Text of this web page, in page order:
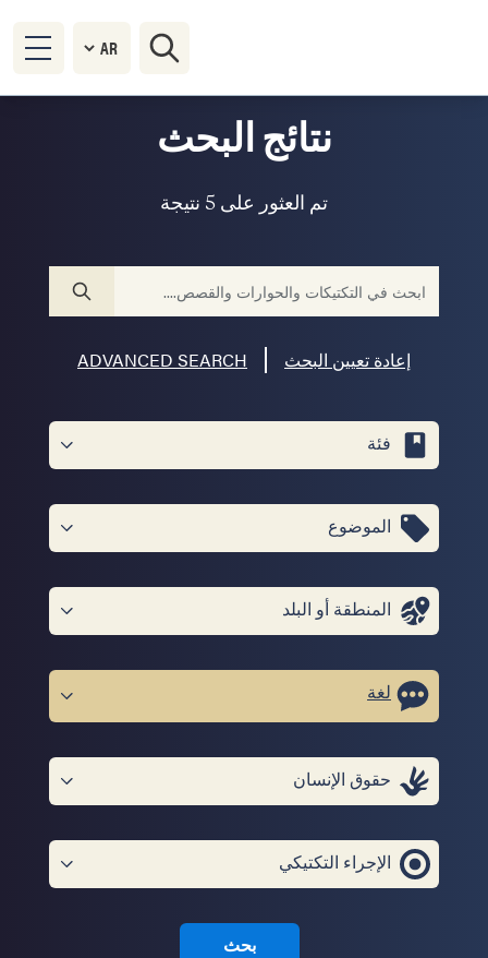
نتائج البحث
تم العثور على 5 نتيجة
إعادة تعيين البحث ADVANCED SEARCH
فئة
الموضوع
المنطقة أو البلد
لغة
حقوق الإنسان
الإجراء التكتيكي
بحث